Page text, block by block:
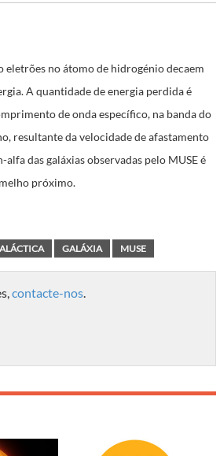
eletrões no átomo de hidrogénio decaem
A quantidade de energia perdida é
de onda específico, na banda do
resultante da velocidade de afastamento
das galáxias observadas pelo MUSE é
próximo.
GALÁXIA MUSE
contacte-nos.